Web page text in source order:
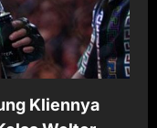
Kliennya